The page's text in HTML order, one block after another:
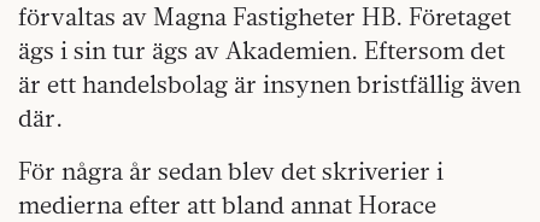
förvaltas av Magna Fastigheter HB. Företaget
ägs i sin tur ägs av Akademien. Eftersom det
är ett handelsbolag är insynen bristfällig även
där.
För några år sedan blev det skriverier i
medierna efter att bland annat Horace